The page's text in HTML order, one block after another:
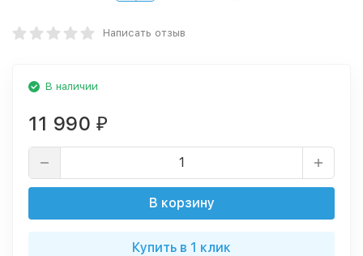
Написать отзыв
В наличии
11 990 ₽
В корзину
Купить в 1 клик